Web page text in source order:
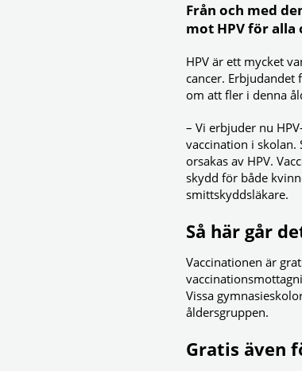
Från och med
mot HPV för alla
HPV är ett mycket
cancer.
om att fler i denna
– Vi erbjuder nu
vaccination i skolan.
orsakas av HPV.
skydd för både
smittskyddsläkare.
Så här går
Vaccinationen är
Vissa
åldersgruppen.
Gratis även